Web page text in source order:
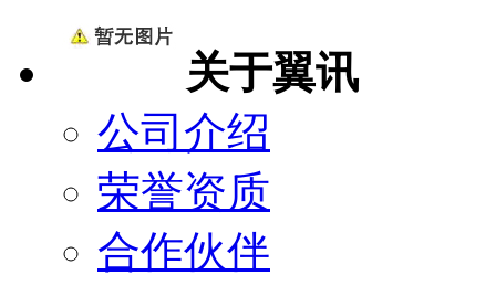
关于翼讯
公司介绍
荣誉资质
合作伙伴